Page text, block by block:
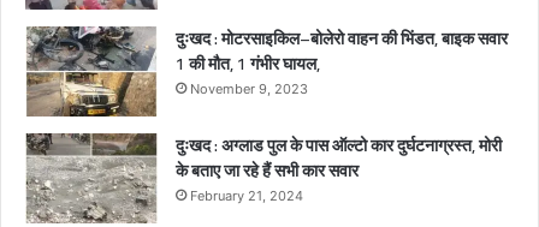
त्री
की
द
र्द
ना
क
मौ
त
,
दुःखद : मोटरसाइकिल–बोलेरो वाहन की भिंडत, बाइक सवार
1 की मौत, 1 गंभीर घायल,
November 9, 2023
दुःखद : अग्लाड पुल के पास ऑल्टो कार दुर्घटनाग्रस्त, मोरी
के बताए जा रहे हैं सभी कार सवार
February 21, 2024